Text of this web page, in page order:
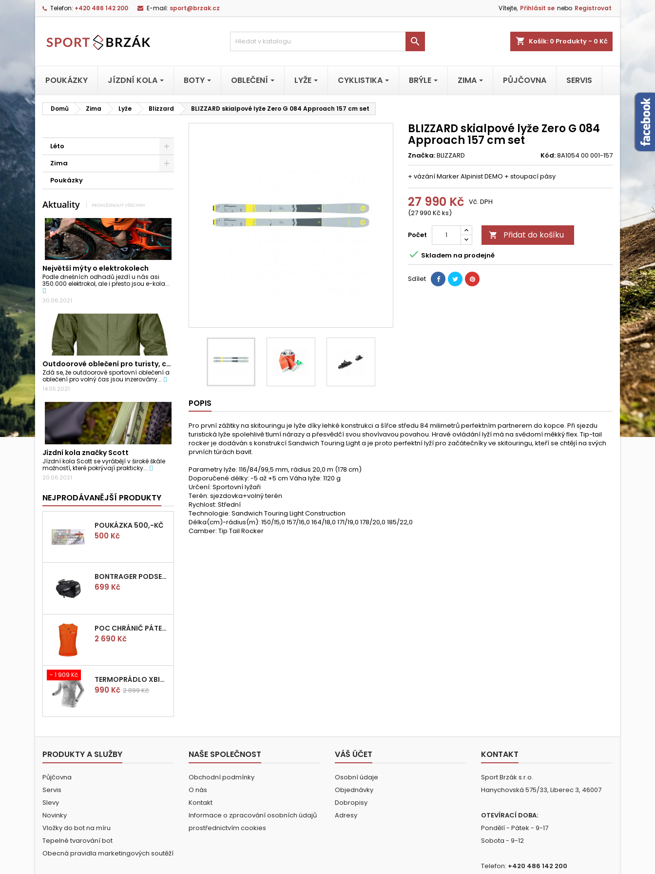
Telefon: +420 486 142 200 E-mail: sport@brzak.cz Vítejte, Přihlásit se nebo Registrovat
shopping_cart Košík: 0 Produkty - 0 Kč

POUKÁZKY JÍZDNÍ KOLA BOTY OBLEČENÍ LYŽE CYKLISTIKA BRÝLE ZIMA PŮJČOVNA SERVIS
Domů Zima Lyže Blizzard BLIZZARD skialpové lyže Zero G 084 Approach 157 cm set
Léto
Zima
Poukázky
Aktuality PROHLÉDNOUT VŠECHNY
Největší mýty o elektrokolech
Podle dnešních odhadů jezdí u nás asi
350.000 elektrokol, ale i přesto jsou e-kola...
30.06.2021
Outdoorové oblečení pro turisty, cyklisty a...
Zdá se, že outdoorové sportovní oblečení a
oblečení pro volný čas jsou inzerovány...
14.05.2021
Jízdní kola značky Scott
Jízdní kola Scott se vyrábějí v široké škále
možností, které pokrývají prakticky...
20.06.2021
NEJPRODÁVANĚJŠÍ PRODUKTY
POUKÁZKA 500,-KČ
Cena
500 Kč
BONTRAGER PODSEDLOVÁ BRAŠNIČKA PRO QUICK S
Cena
699 Kč
POC CHRÁNIČ PÁTEŘE POCITO VPD AIR VEST VEL.M
Cena
2 690 Kč
- 1 909 Kč TERMOPRÁDLO XBIONIC RADIACTOR WOMAN SHIRT LONGS L/XL
Cena
990 Kč Běžná
2 899 Kč
BLIZZARD skialpové lyže Zero G 084
Approach 157 cm set
Značka:BLIZZARD Kód:8A1054 00 001-157
+ vázání Marker Alpinist DEMO + stoupací pásy
27 990 Kč
(27 990 Kč ks)
Vč. DPH
Počet  Přidat do košíku
 Skladem na prodejně
Sdílet
POPIS
Pro první zážitky na skitouringu je lyže díky lehké konstrukci a šířce středu 84 milimetrů perfektním partnerem do kopce. Při sjezdu
turistická lyže spolehlivě tlumí nárazy a přesvědčí svou shovívavou povahou. Hravé ovládání lyží má na svědomí měkký flex. Tip-tail
rocker je dodáván s konstrukcí Sandwich Touring Light a je proto perfektní lyží pro začátečníky ve skitouringu, kteří se chtějí na svých
prvních túrách bavit.
Parametry lyže: 116/84/99,5 mm, rádius 20,0 m (178 cm)
Doporučené délky: -5 až +5 cm Váha lyže: 1120 g
Určení: Sportovní lyžaři
Terén: sjezdovka+volný terén
Rychlost: Střední
Technologie: Sandwich Touring Light Construction
Délka(cm)-rádius(m): 150/15,0 157/16,0 164/18,0 171/19,0 178/20,0 185/22,0
Camber: Tip Tail Rocker
PRODUKTY A SLUŽBY
Půjčovna
Servis
Slevy
Novinky
Vložky do bot na míru
Tepelné tvarování bot
Obecná pravidla marketingových soutěží
NAŠE SPOLEČNOST
Obchodní podmínky
O nás
Kontakt
Informace o zpracování osobních údajů
prostřednictvím cookies
VÁŠ ÚČET
Osobní údaje
Objednávky
Dobropisy
Adresy
KONTAKT
Sport Brzák s.r.o.
Hanychovská 575/33, Liberec 3, 46007
OTEVÍRACÍ DOBA:
Pondělí - Pátek - 9-17
Sobota - 9-12
Telefon: +420 486 142 200